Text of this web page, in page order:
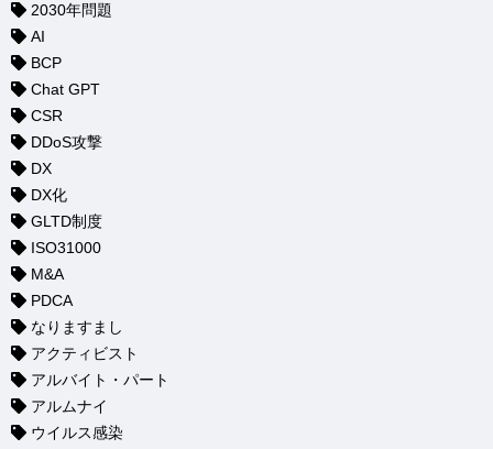
2030年問題
AI
BCP
Chat GPT
CSR
DDoS攻撃
DX
DX化
GLTD制度
ISO31000
M&A
PDCA
なりますまし
アクティビスト
アルバイト・パート
アルムナイ
ウイルス感染